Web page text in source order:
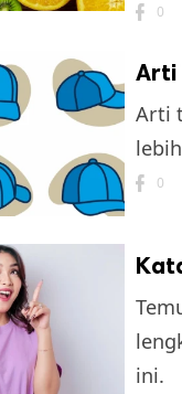
0
Arti
Arti
0
ini.